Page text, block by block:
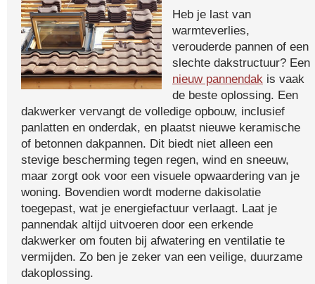
Heb je last van
warmteverlies,
verouderde pannen of een
slechte dakstructuur? Een
nieuw pannendak is vaak
de beste oplossing. Een
dakwerker vervangt de volledige opbouw, inclusief
panlatten en onderdak, en plaatst nieuwe keramische
of betonnen dakpannen. Dit biedt niet alleen een
stevige bescherming tegen regen, wind en sneeuw,
maar zorgt ook voor een visuele opwaardering van je
woning. Bovendien wordt moderne dakisolatie
toegepast, wat je energiefactuur verlaagt. Laat je
pannendak altijd uitvoeren door een erkende
dakwerker om fouten bij afwatering en ventilatie te
vermijden. Zo ben je zeker van een veilige, duurzame
dakoplossing.